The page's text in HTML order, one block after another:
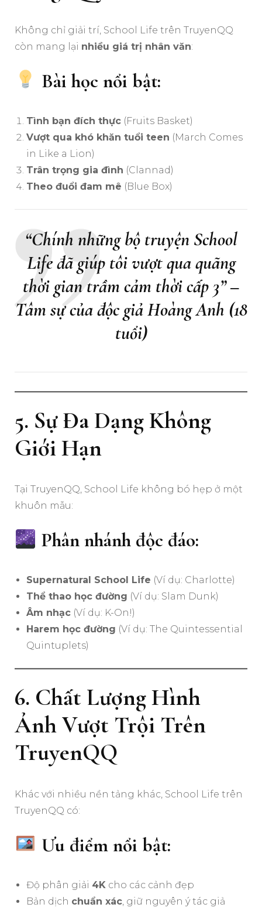
Không chỉ giải trí, School Life trên TruyenQQ
còn mang lại nhiều giá trị nhân văn:
Bài học nổi bật:
Tình bạn đích thực (Fruits Basket)
Vượt qua khó khăn tuổi teen (March Comes
in Like a Lion)
Trân trọng gia đình (Clannad)
Theo đuổi đam mê (Blue Box)
“Chính những bộ truyện School
Life đã giúp tôi vượt qua quãng
thời gian trầm cảm thời cấp 3”–
Tâm sự của độc giả Hoàng Anh (18
tuổi)
5. Sự Đa Dạng Không
Giới Hạn
Tại TruyenQQ, School Life không bó hẹp ở một
khuôn mẫu:
Phân nhánh độc đáo:
Supernatural School Life (Ví dụ: Charlotte)
Thể thao học đường (Ví dụ: Slam Dunk)
Âm nhạc (Ví dụ: K-On!)
Harem học đường (Ví dụ: The Quintessential
Quintuplets)
6. Chất Lượng Hình
Ảnh Vượt Trội Trên
TruyenQQ
Khác với nhiều nền tảng khác, School Life trên
TruyenQQ có:
Ưu điểm nổi bật:
Độ phân giải 4K cho các cảnh đẹp
Bản dịch chuẩn xác , giữ nguyên ý tác giả